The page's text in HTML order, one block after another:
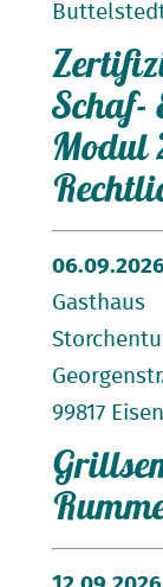
Kontakt:
Einlass:
Schaf-
Modul
Modul 2:
Gasthaus
99817